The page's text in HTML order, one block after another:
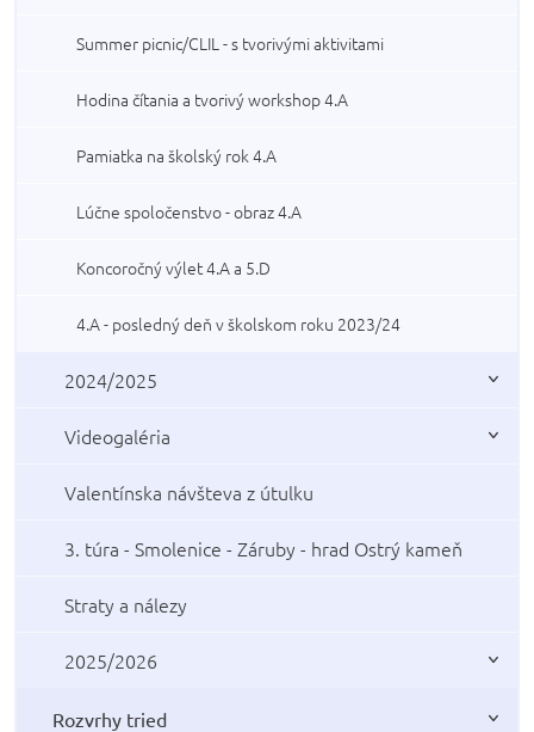
Summer picnic/CLIL - s tvorivými aktivitami
Hodina čítania a tvorivý workshop 4.A
Pamiatka na školský rok 4.A
Lúčne spoločenstvo - obraz 4.A
Koncoročný výlet 4.A a 5.D
4.A - posledný deň v školskom roku 2023/24
2024/2025
Videogaléria
Valentínska návšteva z útulku
3. túra - Smolenice - Záruby - hrad Ostrý kameň
Straty a nálezy
2025/2026
Rozvrhy tried